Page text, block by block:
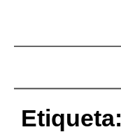
Etiqueta: